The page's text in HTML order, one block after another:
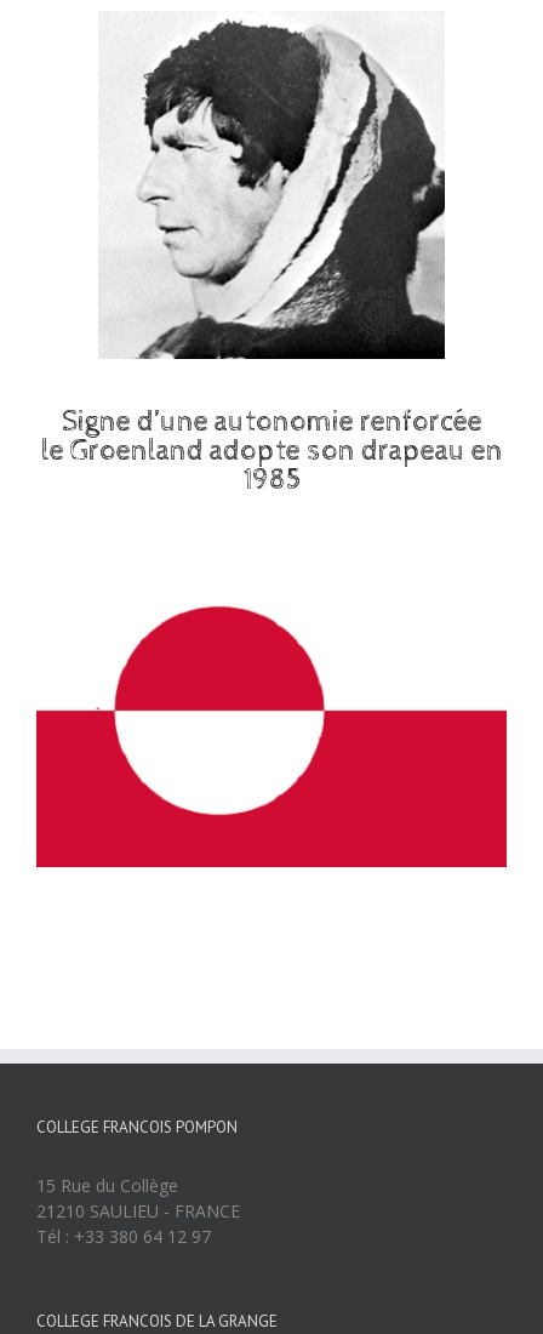
Signe d’une autonomie renforcée
le Groenland adopte son drapeau en
1985
COLLEGE FRANCOIS POMPON
15 Rue du Collège
21210 SAULIEU - FRANCE
Tél : +33 380 64 12 97
COLLEGE FRANCOIS DE LA GRANGE